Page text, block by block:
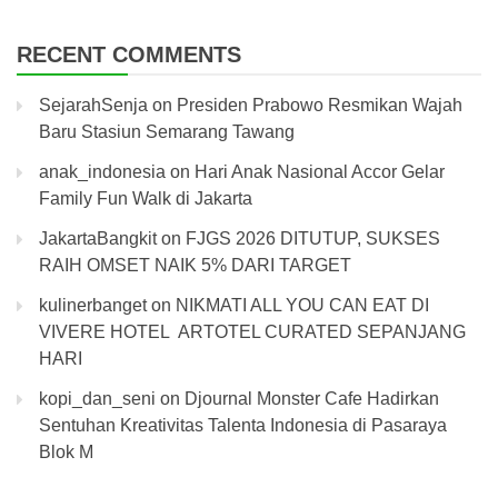
RECENT COMMENTS
SejarahSenja on Presiden Prabowo Resmikan Wajah
Baru Stasiun Semarang Tawang
anak_indonesia on Hari Anak Nasional Accor Gelar
Family Fun Walk di Jakarta
JakartaBangkiton FJGS 2026 DITUTUP, SUKSES
RAIH OMSET NAIK 5% DARI TARGET
kulinerbangeton NIKMATI ALL YOU CAN EAT DI
VIVERE HOTEL ARTOTEL CURATED SEPANJANG
HARI
kopi_dan_seni on Djournal Monster Cafe Hadirkan
Sentuhan Kreativitas Talenta Indonesia di Pasaraya
Blok M